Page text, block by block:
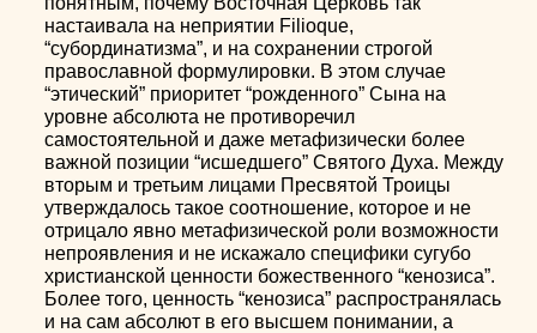
настаивала на неприятии Filioque,
“субординатизма”, и на сохранении строгой
православной формулировки. В этом случае
“этический” приоритет “рожденного” Сына на
уровне абсолюта не противоречил
самостоятельной и даже метафизически более
важной позиции “исшедшего” Святого Духа. Между
вторым и третьим лицами Пресвятой Троицы
утверждалось такое соотношение, которое и не
отрицало явно метафизической роли возможности
непроявления и не искажало специфики сугубо
христианской ценности божественного “кенозиса”.
Более того, ценность “кенозиса” распространялась
и на сам абсолют в его высшем понимании, а